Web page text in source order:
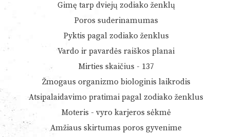
Gimę tarp dviejų zodiako ženklų
Poros suderinamumas
Pyktis pagal zodiako ženklus
Vardo ir pavardės raiškos planai
Mirties skaičius - 137
Žmogaus organizmo biologinis laikrodis
Atsipalaidavimo pratimai pagal zodiako ženklus
Moteris - vyro karjeros sėkmė
Amžiaus skirtumas poros gyvenime